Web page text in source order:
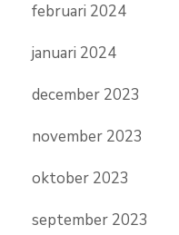
februari 2024
januari 2024
december 2023
november 2023
oktober 2023
september 2023